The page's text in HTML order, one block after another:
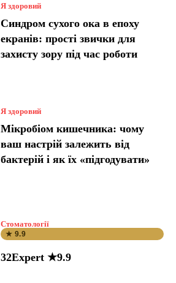
Я здоровий
Синдром сухого ока в епоху
екранів: прості звички для
захисту зору під час роботи
Я здоровий
Мікробіом кишечника: чому
ваш настрій залежить від
бактерій і як їх «підгодувати»
Стоматології
★ 9.9
32Expert ★9.9